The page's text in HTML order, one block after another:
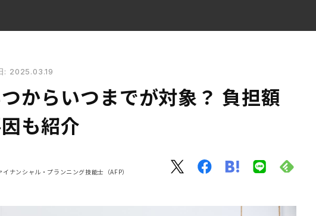
こう
: 2025.03.19
からいつまでが対象？ 負担額
も紹介
ナンシャル・プランニング技能士（AFP）